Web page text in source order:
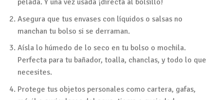
Asegura que tus envases con líquidos o salsas no
manchan tu bolso si se derraman.
Aísla lo húmedo de lo seco en tu bolso o mochila.
Perfecta para tu bañador, toalla, chanclas, y todo lo que
necesites.
Protege tus objetos personales como cartera, gafas,